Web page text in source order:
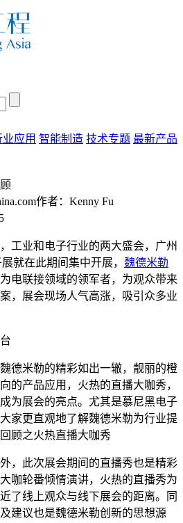
业应用 智能制造 技术专题 最新产品
作者：Kenny Fu
工业和电子行业的两大盛会，广州
就在此期间集中开展， 魏德米勒
电联接领域的领军者，为观众带来
，展会现场人气高涨，吸引众多业
德米勒的精彩如出一辙，靓丽的橙
的产品应用，火热的直播大咖秀，
为展会的亮点。尤其是慕尼黑电子
家更直观地了解魏德米勒为行业提
顾之火热直播大咖秀
，此次展会期间的直播秀也是精彩
咖轮番倾情演讲，火热的直播秀为
了线上观众与线下展会的距离。同
建议也是魏德米勒创新的思想源